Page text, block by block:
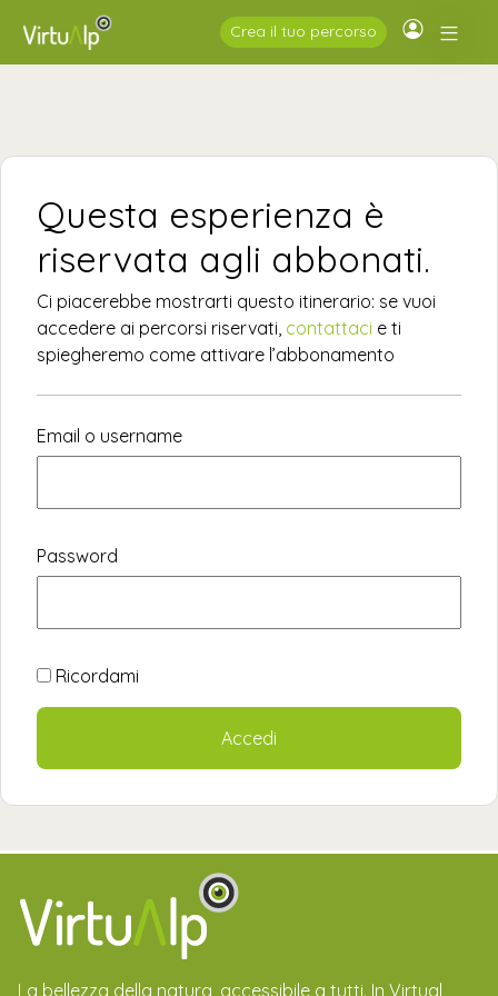
Crea il tuo percorso
Questa esperienza è
riservata agli abbonati.
Ci piacerebbe mostrarti questo itinerario: se vuoi
accedere ai percorsi riservati, contattaci e ti
spiegheremo come attivare l’abbonamento
Email o username
Password
Ricordami
La bellezza della natura, accessibile a tutti. In Virtual